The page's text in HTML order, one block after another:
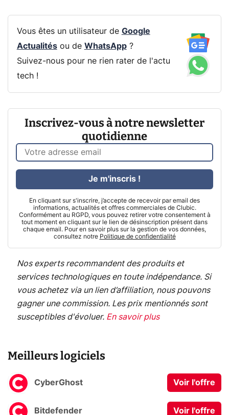
Vous êtes un utilisateur de Google
Actualitésou de WhatsApp?
Suivez-nous pour ne rien rater de l'actu
tech !
Inscrivez-vous à notre newsletter
quotidienne
En cliquant sur s'inscrire, j’accepte de recevoir par email des
informations, actualités et offres commerciales de Clubic.
Conformément au RGPD, vous pouvez retirer votre consentement à
tout moment en cliquant sur le lien de désinscription présent dans
chaque email. Pour en savoir plus sur la gestion de vos données,
consultez notre Politique de confidentialité
Je m'inscris !
Nos experts recommandent des produits et
services technologiques en toute indépendance. Si
vous achetez via un lien d’affiliation, nous pouvons
gagner une commission. Les prix mentionnés sont
susceptibles d'évoluer. En savoir plus
Meilleurs logiciels
CyberGhost Voir l'offre
Bitdefender Voir l'offre